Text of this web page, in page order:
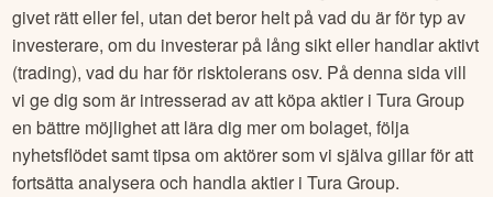
givet rätt eller fel, utan det beror helt på vad du är för typ av
investerare, om du investerar på lång sikt eller handlar aktivt
(trading), vad du har för risktolerans osv. På denna sida vill
vi ge dig som är intresserad av att köpa aktier iTura Group
en bättre möjlighet att lära dig mer om bolaget, följa
nyhetsflödet samt tipsa om aktörer som vi själva gillar för att
fortsätta analysera och handla aktier iTura Group.